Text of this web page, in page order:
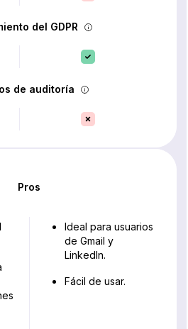
del GDPR
de auditoría
Pros
Ideal para usuarios
de Gmail y
LinkedIn.
Fácil de usar.